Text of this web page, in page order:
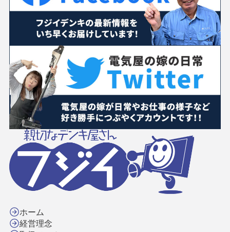
ホーム
経営理念